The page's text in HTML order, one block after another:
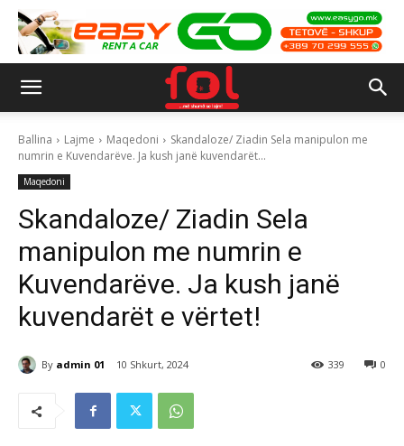
Ballina Lajme Maqedoni
Skandaloze/ Ziadin Sela manipulon me
numrin e Kuvendarëve. Ja kush janë kuvendarët...
Maqedoni
Skandaloze/ Ziadin Sela
manipulon me numrin e
Kuvendarëve. Ja kush janë
kuvendarët e vërtet!
By admin 01 10 Shkurt, 2024 0
339